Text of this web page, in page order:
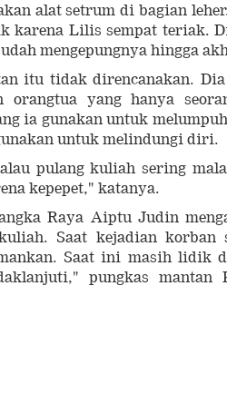
alat setrum di bagian
karena Lilis sempat teriak.
mengepungnya hingga
itu tidak direncanakan.
orangtua yang hanya
ia gunakan untuk
untuk melindungi diri.
pulang kuliah sering
kepepet," katanya.
Raya Aiptu Judin
Saat kejadian
Saat ini masih lidik
pungkas mantan